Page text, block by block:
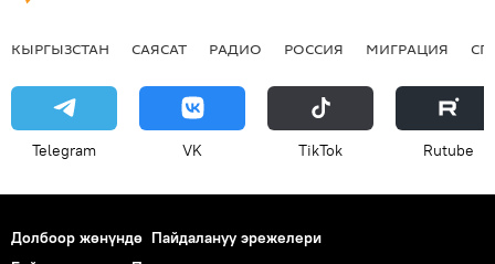
КЫРГЫЗСТАН САЯСАТ РАДИО РОССИЯ МИГРАЦИЯ
Telegram VK ТikТоk Rutube
Долбоор жөнүндө Пайдалануу эрежелери